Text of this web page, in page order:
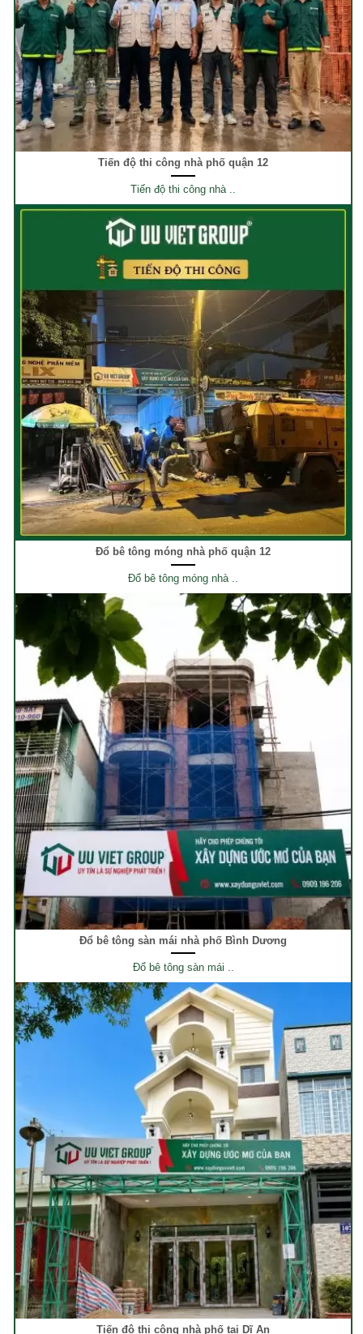
Tiến độ thi công nhà phố quận 12
Tiến độ thi công nhà ..
Đổ bê tông móng nhà phố quận 12
Đổ bê tông móng nhà ..
Đổ bê tông sàn mái nhà phố Bình Dương
Đổ bê tông sàn mái ..
Tiến độ thi công nhà phố tại Dĩ An